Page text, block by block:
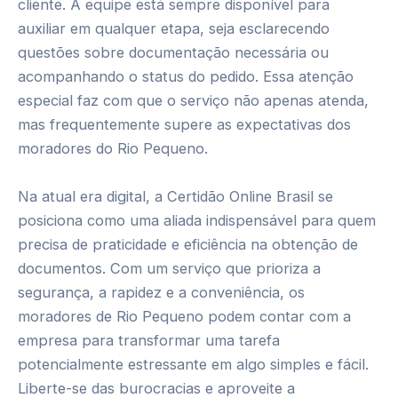
cliente. A equipe está sempre disponível para
auxiliar em qualquer etapa, seja esclarecendo
questões sobre documentação necessária ou
acompanhando o status do pedido. Essa atenção
especial faz com que o serviço não apenas atenda,
mas frequentemente supere as expectativas dos
moradores do Rio Pequeno.
Na atual era digital, a Certidão Online Brasil se
posiciona como uma aliada indispensável para quem
precisa de praticidade e eficiência na obtenção de
documentos. Com um serviço que prioriza a
segurança, a rapidez e a conveniência, os
moradores de Rio Pequeno podem contar com a
empresa para transformar uma tarefa
potencialmente estressante em algo simples e fácil.
Liberte-se das burocracias e aproveite a